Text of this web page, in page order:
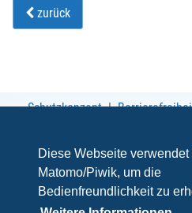
Diese Webseite
Matomo/Piwik, um die
Bedienfreundlichkeit zu
zurück
Schutzkonzept